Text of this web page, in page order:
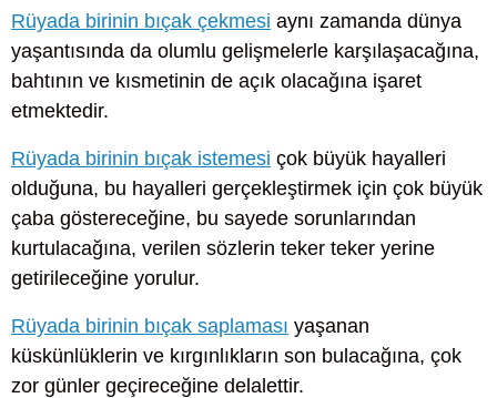
Rüyada birinin bıçak çekmesi aynı zamanda dünya
yaşantısında da olumlu gelişmelerle karşılaşacağına,
bahtının ve kısmetinin de açık olacağına işaret
etmektedir.
Rüyada birinin bıçak istemesi çok büyük hayalleri
olduğuna, bu hayalleri gerçekleştirmek için çok büyük
çaba göstereceğine, bu sayede sorunlarından
kurtulacağına, verilen sözlerin teker teker yerine
getirileceğine yorulur.
Rüyada birinin bıçak saplaması yaşanan
küskünlüklerin ve kırgınlıkların son bulacağına, çok
zor günler geçireceğine delalettir.